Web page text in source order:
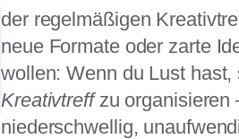
der regelmäßigen
neue Formate oder zarte
wollen: Wenn du Lust hast,
Kreativtreffzu organisieren
niederschwellig,